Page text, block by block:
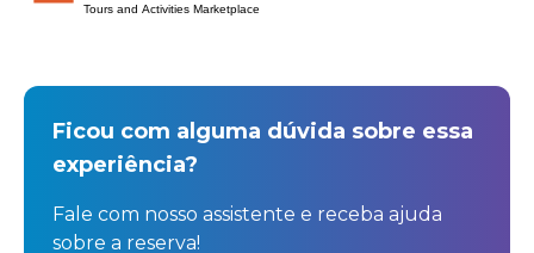
Tours and Activities Marketplace
Ficou com alguma dúvida sobre essa
experiência?
Fale com nosso assistente e receba ajuda
sobre a reserva!